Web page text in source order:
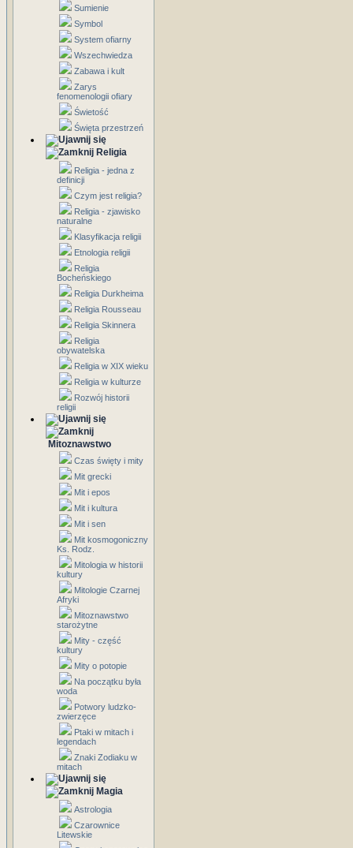
Sumienie
Symbol
System ofiarny
Wszechwiedza
Zabawa i kult
Zarys
fenomenologii ofiary
Świetość
Święta przestrzeń
Religia
Religia - jedna z
definicji
Czym jest religia?
Religia - zjawisko
naturalne
Klasyfikacja religii
Etnologia religii
Religia
Bocheńskiego
Religia Durkheima
Religia Rousseau
Religia Skinnera
Religia
obywatelska
Religia w XIX wieku
Religia w kulturze
Rozwój historii
religii
Mitoznawstwo
Czas święty i mity
Mit grecki
Mit i epos
Mit i kultura
Mit i sen
Mit kosmogoniczny
Ks. Rodz.
Mitologia w historii
kultury
Mitologie Czarnej
Afryki
Mitoznawstwo
starożytne
Mity - część
kultury
Mity o potopie
Na początku była
woda
Potwory ludzko-
zwierzęce
Ptaki w mitach i
legendach
Znaki Zodiaku w
mitach
Magia
Astrologia
Czarownice
Litewskie